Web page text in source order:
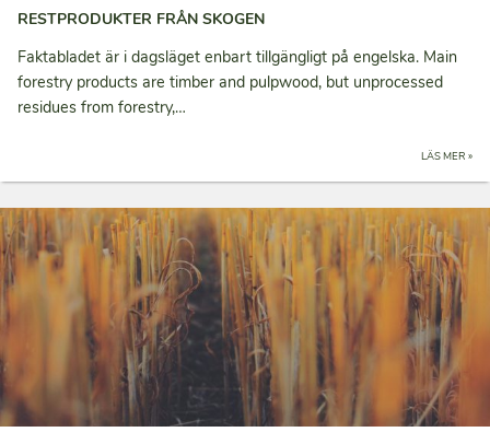
RESTPRODUKTER FRÅN SKOGEN
Faktabladet är i dagsläget enbart tillgängligt på engelska. Main
forestry products are timber and pulpwood, but unprocessed
residues from forestry,…
LÄS MER »